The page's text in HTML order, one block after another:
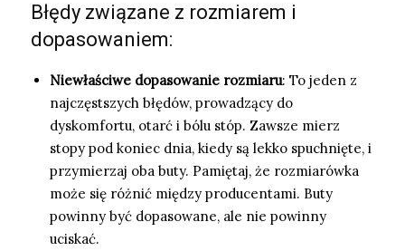
Błędy związane z rozmiarem i
dopasowaniem:
Niewłaściwe dopasowanie rozmiaru: To jeden z
najczęstszych błędów, prowadzący do
dyskomfortu, otarć i bólu stóp. Zawsze mierz
stopy pod koniec dnia, kiedy są lekko spuchnięte, i
przymierzaj oba buty. Pamiętaj, że rozmiarówka
może się różnić między producentami. Buty
powinny być dopasowane, ale nie powinny
uciskać.